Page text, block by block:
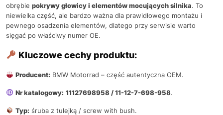
obrębie pokrywy głowicy i elementów mocujących silnika. To
niewielka część, ale bardzo ważna dla prawidłowego montażu i
pewnego osadzenia elementów, dlatego przy serwisie warto
sięgać po właściwy numer OE.
Kluczowe cechy produktu:
Producent: BMW Motorrad – część autentyczna OEM.
Nr katalogowy: 11127698958 / 11-12-7-698-958.
Typ: śruba z tulejką / screw with bush.